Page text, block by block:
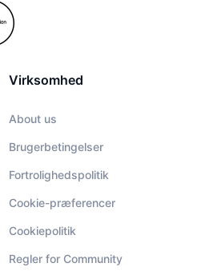
Virksomhed
About us
Brugerbetingelser
Fortrolighedspolitik
Cookie-præferencer
Cookiepolitik
Regler for Community